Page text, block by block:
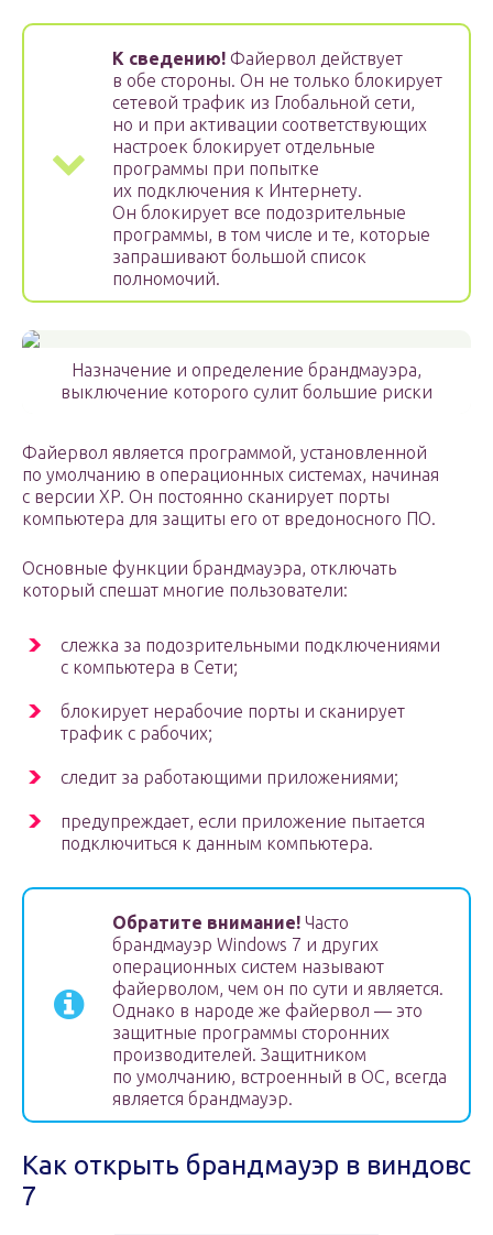
К сведению! Файервол действует
в обе стороны. Он не только блокирует
сетевой трафик из Глобальной сети,
но и при активации соответствующих
настроек блокирует отдельные
программы при попытке
их подключения к Интернету.
Он блокирует все подозрительные
программы, в том числе и те, которые
запрашивают большой список
полномочий.
Назначение и определение брандмауэра,
выключение которого сулит большие риски
Файервол является программой, установленной
по умолчанию в операционных системах, начиная
с версии XP. Он постоянно сканирует порты
компьютера для защиты его от вредоносного ПО.
Основные функции брандмауэра, отключать
который спешат многие пользователи:
слежка за подозрительными подключениями
с компьютера в Сети;
блокирует нерабочие порты и сканирует
трафик с рабочих;
следит за работающими приложениями;
предупреждает, если приложение пытается
подключиться к данным компьютера.
Обратите внимание! Часто
брандмауэр Windows 7 и других
операционных систем называют
файерволом, чем он по сути и является.
Однако в народе же файервол — это
защитные программы сторонних
производителей. Защитником
по умолчанию, встроенный в ОС, всегда
является брандмауэр.
Как открыть брандмауэр в виндовс
7